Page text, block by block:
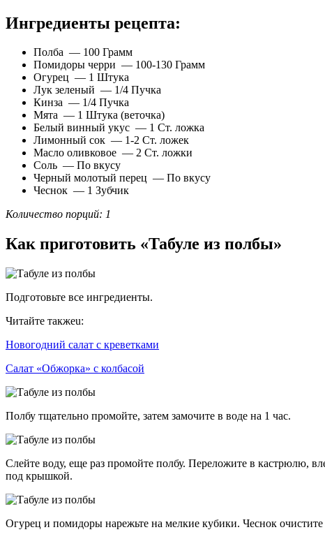
Ингредиенты рецепта:
Полба — 100 Грамм
Помидоры черри — 100-130 Грамм
Огурец — 1 Штука
Лук зеленый — 1/4 Пучка
Кинза — 1/4 Пучка
Мята — 1 Штука (веточка)
Белый винный укус — 1 Ст. ложка
Лимонный сок — 1-2 Ст. ложек
Масло оливковое — 2 Ст. ложки
Соль — По вкусу
Черный молотый перец — По вкусу
Чеснок — 1 Зубчик
Количество порций: 1
Как приготовить «Табуле из полбы»
Подготовьте все ингредиенты.
Читайте такжеu:
Новогодний салат с креветками
Салат «Обжорка» с колбасой
Полбу тщательно промойте, затем замочите в воде на 1 час.
Слейте воду, еще раз промойте полбу. Переложите в кастрюлю,
под крышкой.
Огурец и помидоры нарежьте на мелкие кубики. Чеснок очистите